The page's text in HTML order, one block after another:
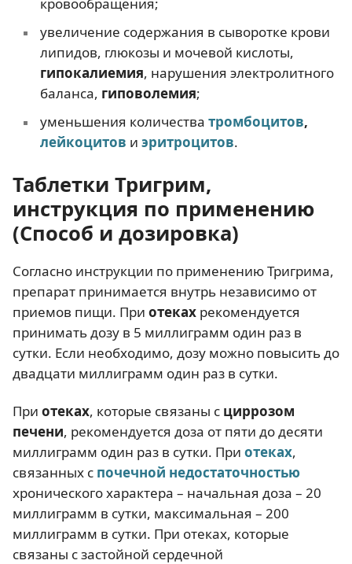
кровообращения;
увеличение содержания в сыворотке крови
липидов, глюкозы и мочевой кислоты,
гипокалиемия, нарушения электролитного
баланса, гиповолемия;
уменьшения количества тромбоцитов,
лейкоцитов и эритроцитов.
Таблетки Тригрим,
инструкция по применению
(Способ и дозировка)
Согласно инструкции по применению Тригрима,
препарат принимается внутрь независимо от
приемов пищи. При отеках рекомендуется
принимать дозу в 5 миллиграмм один раз в
сутки. Если необходимо, дозу можно повысить до
двадцати миллиграмм один раз в сутки.
При отеках, которые связаны с циррозом
печени, рекомендуется доза от пяти до десяти
миллиграмм один раз в сутки. При отеках,
связанных с почечной недостаточностью
хронического характера – начальная доза – 20
миллиграмм в сутки, максимальная – 200
миллиграмм в сутки. При отеках, которые
связаны с застойной сердечной